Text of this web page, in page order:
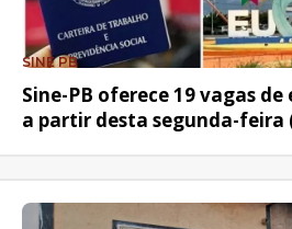
SINE PB
Sine-PB oferece 19 vagas
a partir desta segunda-feira